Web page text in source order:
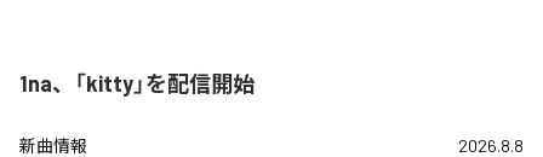
1na、「kitty」を配信開始
新曲情報 2026.8.8